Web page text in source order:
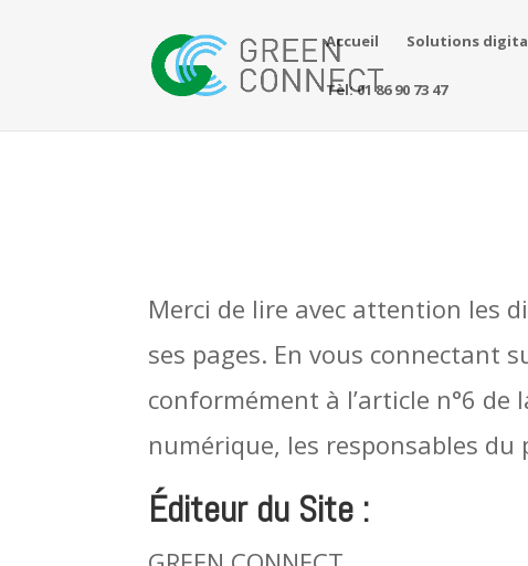
Accueil Solutions
Tèl: 01 86 90 73 47
Merci de lire avec attention les
ses pages. En vous connectant
conformément à l’article n°6 de
numérique, les responsables
Éditeur du Site :